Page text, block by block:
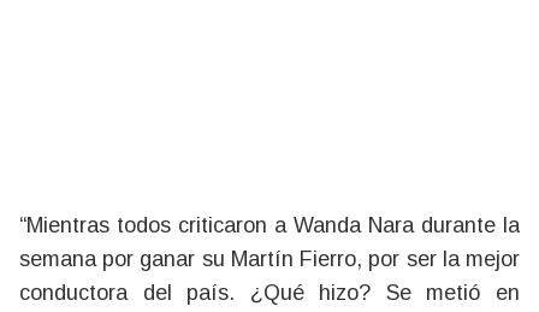
“Mientras todos criticaron a Wanda Nara durante la
semana por ganar su Martín Fierro, por ser la mejor
conductora del país. ¿Qué hizo? Se metió en